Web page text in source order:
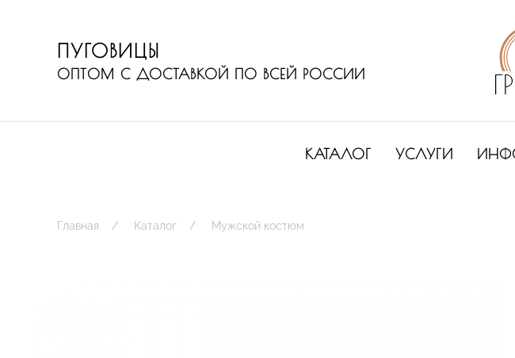
ПУГОВИЦЫ
ОПТОМ С ДОСТАВКОЙ ПО ВСЕЙ РОССИИ
КАТАЛОГ УСЛУГИ
Главная Каталог Мужской костюм